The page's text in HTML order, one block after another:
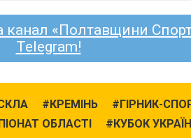
канал «Полтавщини
Telegram!
КРЕМІНЬ
ГІРНИК-
ОБЛАСТІ
КУБОК